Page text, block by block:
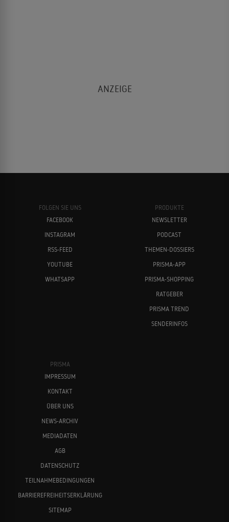
FOLGEN SIE UNS
FACEBOOK
INSTAGRAM
RSS-FEED
YOUTUBE
WHATSAPP
PRODUKTE
NEWSLETTER
PODCAST
THEMEN-DOSSIERS
PRISMA-APP
PRISMA-SHOPPING
RATGEBER
PRISMA TREND
SENDERINFOS
PRISMA
IMPRESSUM
KONTAKT
ÜBER UNS
NEWS-ARCHIV
MEDIADATEN
AGB
DATENSCHUTZ
TEILNAHMEBEDINGUNGEN
BARRIEREFREIHEITSERKLÄRUNG
SITEMAP